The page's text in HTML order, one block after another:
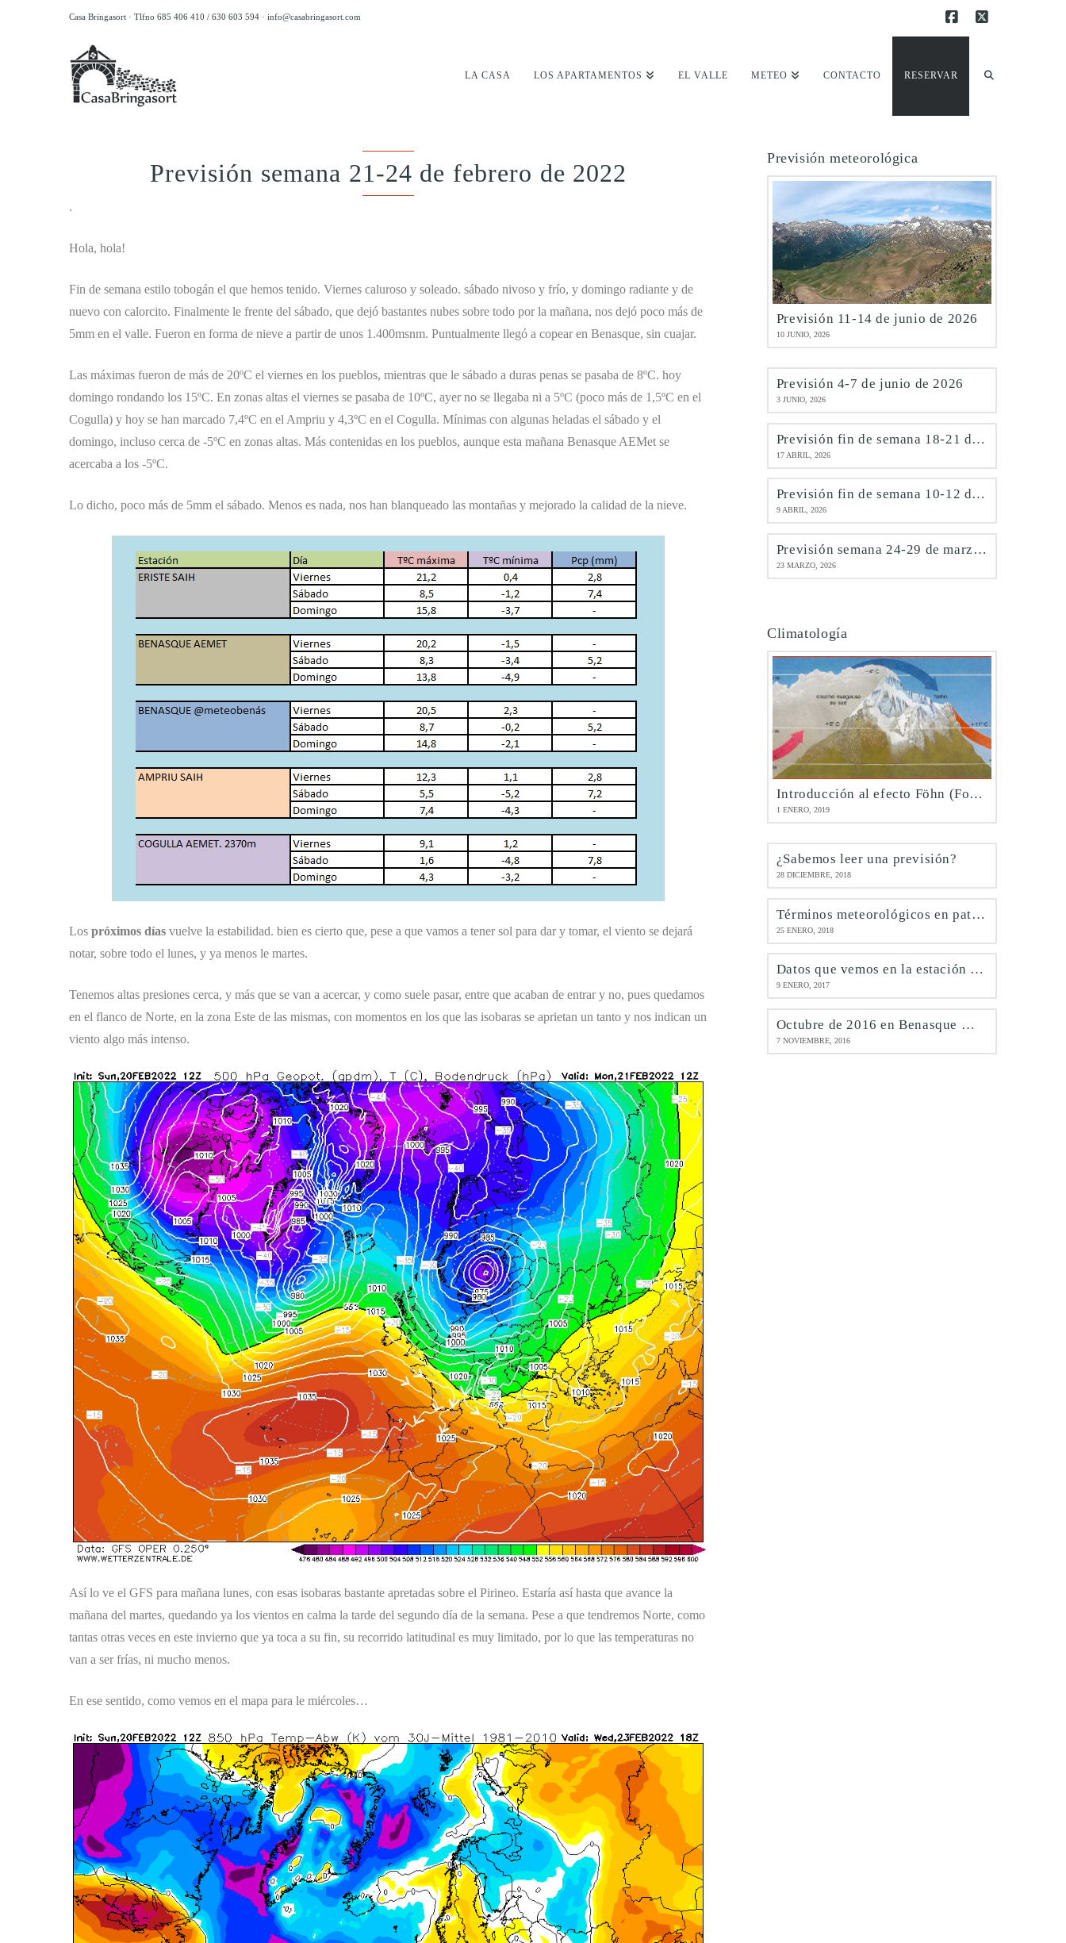
Casa Bringasort · Tlfno 685 406 410 / 630 603 594 · info@casabringasort.com
LA CASA LOS APARTAMENTOS EL VALLE METEO CONTACTO RESERVAR
Previsión semana 21-24 de febrero de 2022
.
Hola, hola!
Fin de semana estilo tobogán el que hemos tenido. Viernes caluroso y soleado. sábado nivoso y frío, y domingo radiante y de
nuevo con calorcito. Finalmente le frente del sábado, que dejó bastantes nubes sobre todo por la mañana, nos dejó poco más de
5mm en el valle. Fueron en forma de nieve a partir de unos 1.400msnm. Puntualmente llegó a copear en Benasque, sin cuajar.
Las máximas fueron de más de 20ºC el viernes en los pueblos, mientras que le sábado a duras penas se pasaba de 8ºC. hoy
domingo rondando los 15ºC. En zonas altas el viernes se pasaba de 10ºC, ayer no se llegaba ni a 5ºC (poco más de 1,5ºC en el
Cogulla) y hoy se han marcado 7,4ºC en el Ampriu y 4,3ºC en el Cogulla. Mínimas con algunas heladas el sábado y el
domingo, incluso cerca de -5ºC en zonas altas. Más contenidas en los pueblos, aunque esta mañana Benasque AEMet se
acercaba a los -5ºC.
Lo dicho, poco más de 5mm el sábado. Menos es nada, nos han blanqueado las montañas y mejorado la calidad de la nieve.
Los próximos días vuelve la estabilidad. bien es cierto que, pese a que vamos a tener sol para dar y tomar, el viento se dejará
notar, sobre todo el lunes, y ya menos le martes.
Tenemos altas presiones cerca, y más que se van a acercar, y como suele pasar, entre que acaban de entrar y no, pues quedamos
en el flanco de Norte, en la zona Este de las mismas, con momentos en los que las isobaras se aprietan un tanto y nos indican un
viento algo más intenso.
Así lo ve el GFS para mañana lunes, con esas isobaras bastante apretadas sobre el Pirineo. Estaría así hasta que avance la
mañana del martes, quedando ya los vientos en calma la tarde del segundo día de la semana. Pese a que tendremos Norte, como
tantas otras veces en este invierno que ya toca a su fin, su recorrido latitudinal es muy limitado, por lo que las temperaturas no
van a ser frías, ni mucho menos.
En ese sentido, como vemos en el mapa para le miércoles…
Previsión meteorológica
Previsión 11-14 de junio de 2026
10 JUNIO, 2026
Previsión 4-7 de junio de 2026
3 JUNIO, 2026
Previsión fin de semana 18-21 de abril de 2026
17 ABRIL, 2026
Previsión fin de semana 10-12 de abril de 2026
9 ABRIL, 2026
Previsión semana 24-29 de marzo de 2026
23 MARZO, 2026
Climatología
Introducción al efecto Föhn (Foehn)
1 ENERO, 2019
¿Sabemos leer una previsión?
28 DICIEMBRE, 2018
Términos meteorológicos en patués
25 ENERO, 2018
Datos que vemos en la estación de Benasque @meteobenás
9 ENERO, 2017
Octubre de 2016 en Benasque @meteobenás
7 NOVIEMBRE, 2016